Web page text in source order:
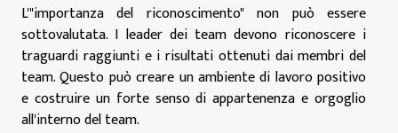
L'"importanza del riconoscimento" non può essere
sottovalutata. I leader dei team devono riconoscere i
traguardi raggiunti e i risultati ottenuti dai membri del
team. Questo può creare un ambiente di lavoro positivo
e costruire un forte senso di appartenenza e orgoglio
all'interno del team.